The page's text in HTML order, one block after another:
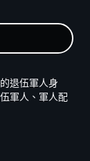
退伍軍人身
軍人、軍人配